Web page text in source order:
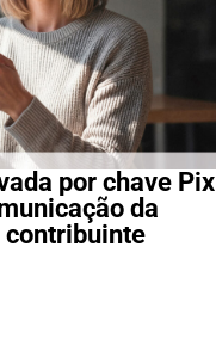
por chave Pix
da
contribuinte